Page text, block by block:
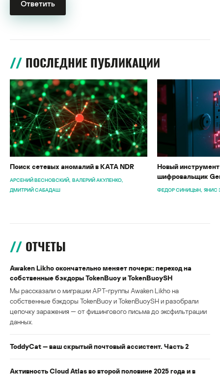
ПОСЛЕДНИЕ ПУБЛИКАЦИИ
Поиск сетевых аномалий в KATA NDR
АРСЕНИЙ ВЕСНОВСКИЙ ВАЛЕРИЙ АКУЛЕНКО
ДМИТРИЙ САБАДАШ
Новый
шифровальщик
ФЕДОР СИНИЦЫН ЯНИС
ОТЧЕТЫ
Awaken Likho окончательно меняет почерк: переход на
собственные бэкдоры TokenBuoy и TokenBuoySH
Мы рассказали о миграции APT-группы Awaken Likho на
собственные бэкдоры TokenBuoy и TokenBuoySH и разобрали
цепочку заражения — от фишингового письма до эксфильтрации
данных.
ToddyCat — ваш скрытый почтовый ассистент. Часть 2
Активность Cloud Atlas во второй половине 2025 года и в